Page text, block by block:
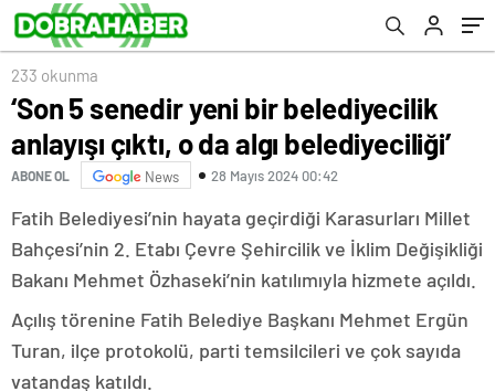
233 okunma
‘Son 5 senedir yeni bir belediyecilik
anlayışı çıktı, o da algı belediyeciliği’
ABONE OL News 28 Mayıs 2024 00:42
Fatih Belediyesi’nin hayata geçirdiği Karasurları Millet
Bahçesi’nin 2. Etabı Çevre Şehircilik ve İklim Değişikliği
Bakanı Mehmet Özhaseki’nin katılımıyla hizmete açıldı.
Açılış törenine Fatih Belediye Başkanı Mehmet Ergün
Turan, ilçe protokolü, parti temsilcileri ve çok sayıda
vatandaş katıldı.